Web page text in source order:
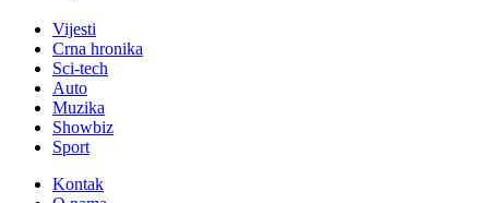
Vijesti
Crna hronika
Sci-tech
Auto
Muzika
Showbiz
Sport
Kontak